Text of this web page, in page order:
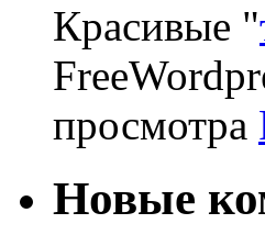
Красивые "
просмотра
Новые